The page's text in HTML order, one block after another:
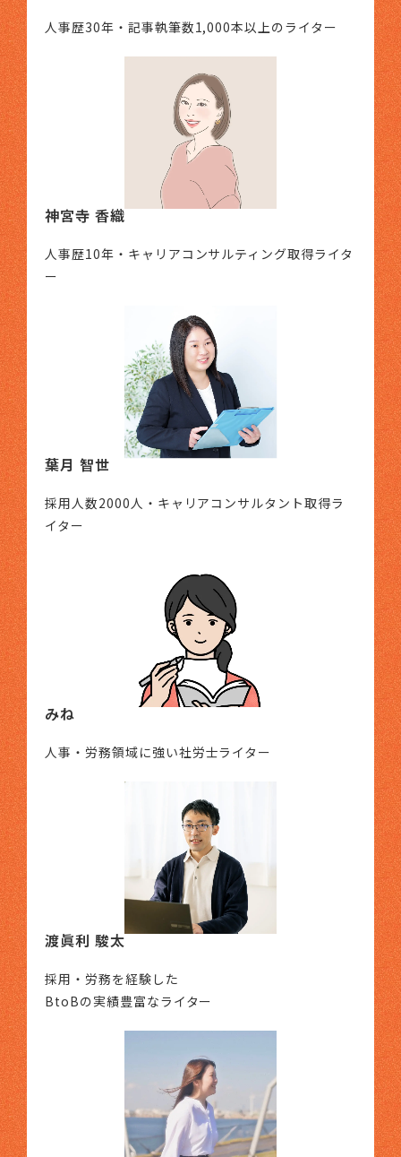
人事歴30年・記事執筆数1,000本以上のライター
神宮寺 香織
人事歴10年・キャリアコンサルティング取得ライタ
ー
葉月 智世
採用人数2000人・キャリアコンサルタント取得ラ
イター
みね
人事・労務領域に強い社労士ライター
渡眞利 駿太
採用・労務を経験した
BtoBの実績豊富なライター